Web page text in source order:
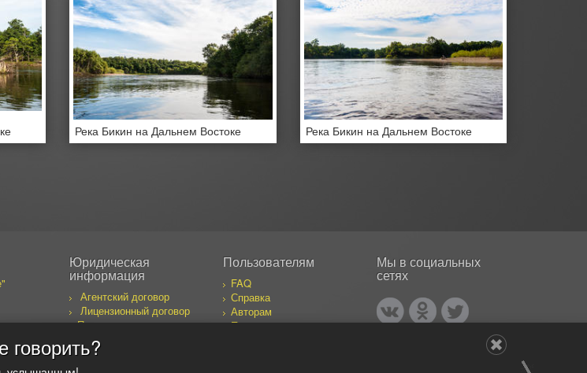
Река Бикин на Дальнем Востоке Река Бикин на Дальнем Востоке
Юридическая
информация
Агентский договор
Лицензионный договор
Правила пользования
сайтом
Пользователям
FAQ
Справка
Авторам
Покупателям
Мы в социальных
сетях
говорить?